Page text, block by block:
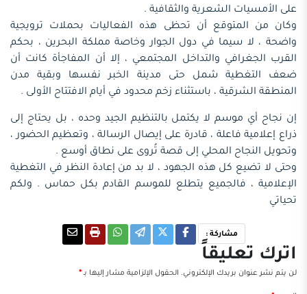
على الأمسيات الشعرية والثقافية .
وكان من المتوقع أن تحظى هذه الفعاليات بحملات ترويجية
واضحة ، لا سيما في دول الجوار وخاصة مملكة البحرين ، بحكم
القرب الجغرافي والتداخل المجتمعي ، إلا أن المفاجأة كانت أن
ضعف التغطية شمل حتى مدينة الخبر نفسها وبقية مدن
المنطقة الشرقية ، باستثناء زخم محدود في أيام الافتتاح الأولى .
إن نجاح أي موسم لا يكتمل بالتنظيم الجيد وحده ، بل يحتاج إلى
ذراع إعلامية فاعلة ، قادرة على إيصال الرسالة ، وتعظيم الحضور ،
وتحويل النجاح المحلي إلى قصة تُروى على نطاق أوسع .
وحتى لا تضيع كل هذه الجهود ، لا بد من إعادة النظر في التغطية
الإعلامية ، فالجميع يتطلع للموسم القادم بكل حماس . ولكم
تحياتي
مشاركة :
اترك تعليقاً
لن يتم نشر عنوان بريدك الإلكتروني. الحقول الإلزامية مشار إليها بـ*